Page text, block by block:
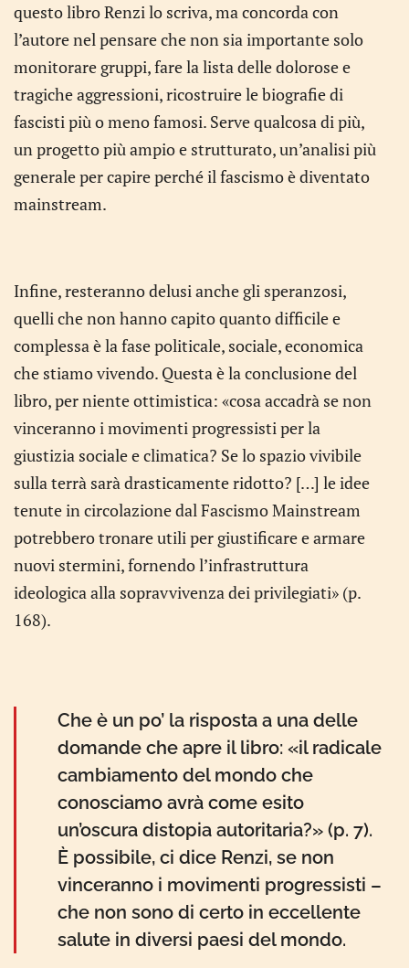
questo libro Renzi lo scriva, ma concorda con
l’autore nel pensare che non sia importante solo
monitorare gruppi, fare la lista delle dolorose e
tragiche aggressioni, ricostruire le biografie di
fascisti più o meno famosi. Serve qualcosa di più,
un progetto più ampio e strutturato, un’analisi più
generale per capire perché il fascismo è diventato
mainstream.
Infine, resteranno delusi anche gli speranzosi,
quelli che non hanno capito quanto difficile e
complessa è la fase politicale, sociale, economica
che stiamo vivendo. Questa è la conclusione del
libro, per niente ottimistica: «cosa accadrà se non
vinceranno i movimenti progressisti per la
giustizia sociale e climatica? Se lo spazio vivibile
sulla terrà sarà drasticamente ridotto? […] le idee
tenute in circolazione dal Fascismo Mainstream
potrebbero tronare utili per giustificare e armare
nuovi stermini, fornendo l’infrastruttura
ideologica alla sopravvivenza dei privilegiati» (p.
168).
Che è un po’ la risposta a una delle
domande che apre il libro: «il radicale
cambiamento del mondo che
conosciamo avrà come esito
un’oscura distopia autoritaria?» (p. 7).
È possibile, ci dice Renzi, se non
vinceranno i movimenti progressisti –
che non sono di certo in eccellente
salute in diversi paesi del mondo.